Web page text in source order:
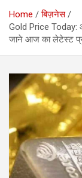
Home
बिज़नेस
Gold Price Today:
जाने आज का लेटेस्‍ट